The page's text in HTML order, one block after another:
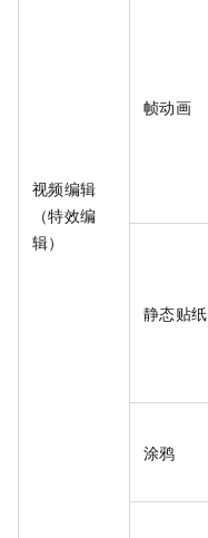
视频编辑
（特效编
辑）
帧动画
静态贴纸
涂鸦